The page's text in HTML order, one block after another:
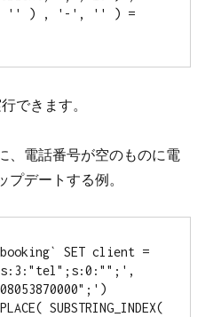
'' ) , '-', '' ) =
できます。
、電話番号が空のものに電
デートする例。
SET client =
's:3:"tel";s:0:"";',
SUBSTRING_INDEX(